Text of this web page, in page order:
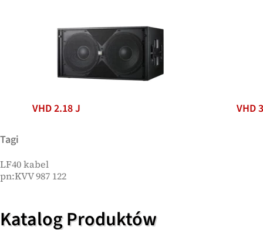
VHD 2.18 J VHD
Tagi
LF40 kabel
pn:KVV 987 122
Katalog Produktów